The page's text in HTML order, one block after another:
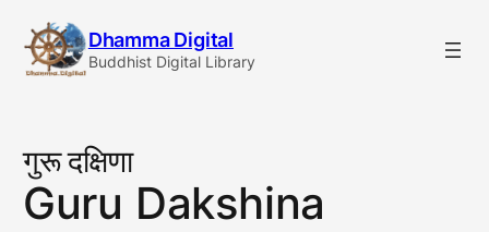
content
Dhamma Digital
Buddhist Digital Library
गुरू दक्षिणा
Guru Dakshina